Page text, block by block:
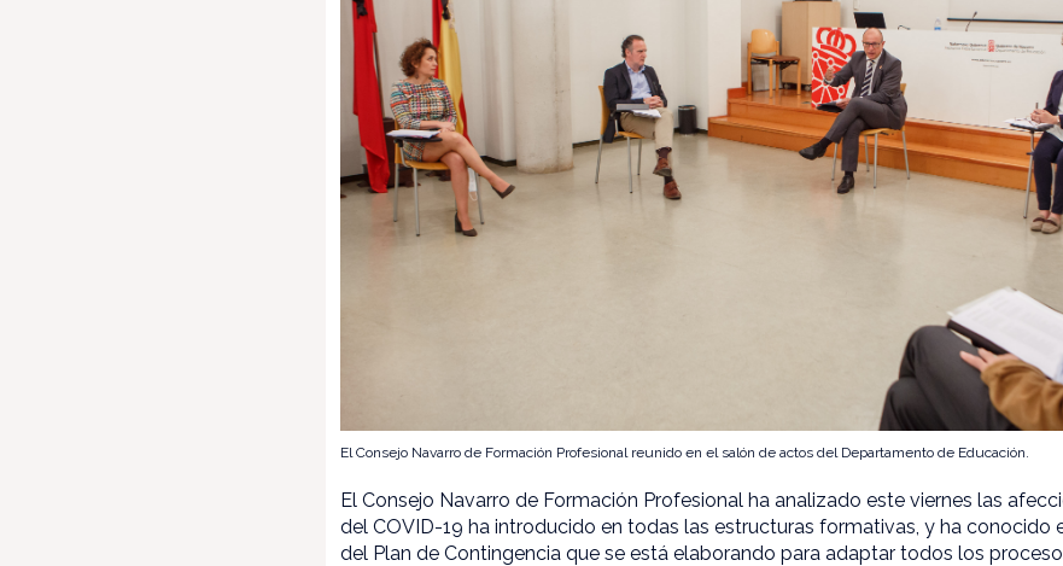
El Consejo Navarro de Formación Profesional reunido en el salón de actos del Departamento de Educación.
El Consejo Navarro de Formación Profesional ha analizado este viernes las
del COVID-19 ha introducido en todas las estructuras formativas, y ha conocido
del Plan de Contingencia que se está elaborando para adaptar todos los